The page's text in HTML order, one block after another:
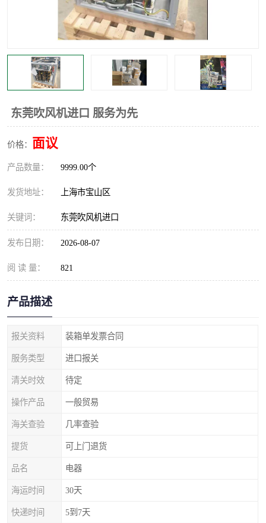
东莞吹风机进口 服务为先
价格： 面议
产品数量： 9999.00个
发货地址： 上海市宝山区
关键词： 东莞吹风机进口
发布日期： 2026-08-07
阅 读 量： 821
产品描述
报关资料 装箱单发票合同
服务类型 进口报关
清关时效 待定
操作产品 一般贸易
海关查验 几率查验
提货 可上门退货
品名 电器
海运时间 30天
快递时间 5到7天